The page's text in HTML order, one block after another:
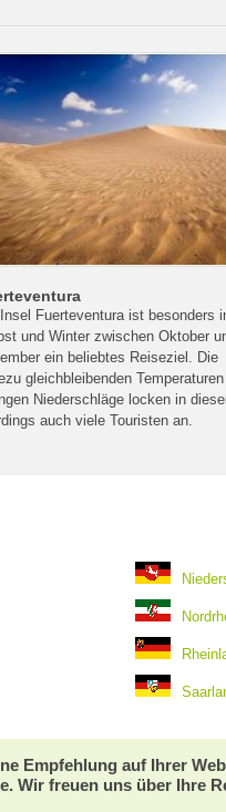
Fuerteventura ist besonders
und Winter zwischen Oktober
ein beliebtes Reiseziel. Die
gleichbleibenden Temperaturen
Niederschläge locken in
auch viele Touristen an.
Empfehlung auf Ihrer
Wir freuen uns über Ihre